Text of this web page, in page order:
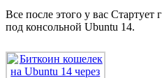
Все после этого у вас
под консольной Ubuntu 14.